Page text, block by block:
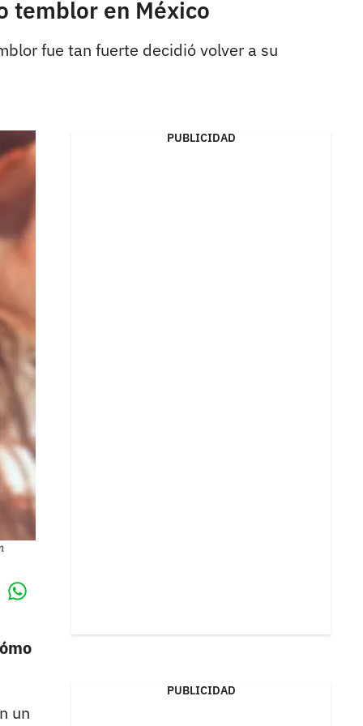
temblor en México
fue tan fuerte decidió volver a su
un
PUBLICIDAD
PUBLICIDAD